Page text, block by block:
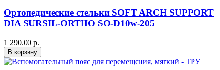
Ортопедические стельки SOFT ARCH SUPPORT
DIA SURSIL-ORTHO SO-D10w-205
1 290.00 р.
В корзину